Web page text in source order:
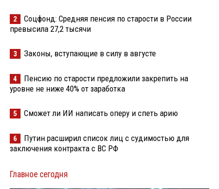
2
Соцфонд: Средняя пенсия по старости в России
превысила 27,2 тысячи
3 Законы, вступающие в силу в августе
4
Пенсию по старости предложили закрепить на
уровне не ниже 40% от заработка
5 Сможет ли ИИ написать оперу и спеть арию
6
Путин расширил список лиц с судимостью для
заключения контракта с ВС РФ
Главное сегодня